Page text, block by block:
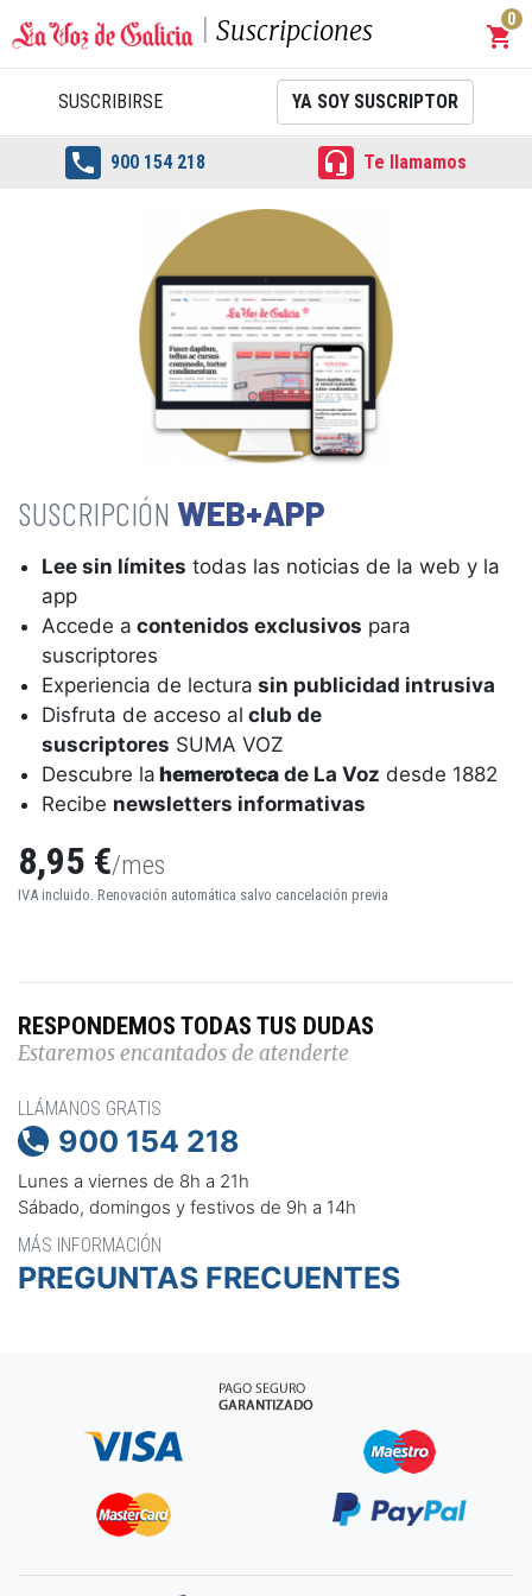
Suscripciones shopping_cart
0
SUSCRIBIRSE YA SOY SUSCRIPTOR
 900 154 218  Te llamamos
WEB+APP
Lee sin límites todas las noticias de la web y la
app
Accede a contenidos exclusivos para
suscriptores
Experiencia de lectura sin publicidad intrusiva
Disfruta de acceso al club de
suscriptores SUMA VOZ
Descubre la hemeroteca de La Voz desde 1882
Recibe newsletters informativas
8,95 €/mes
IVA incluido. Renovación automática salvo cancelación previa
RESPONDEMOS TODAS TUS DUDAS
Estaremos encantados de atenderte
LLÁMANOS GRATIS
 900 154 218
Lunes a viernes de 8h a 21h
Sábado, domingos y festivos de 9h a 14h
MÁS INFORMACIÓN
PREGUNTAS FRECUENTES